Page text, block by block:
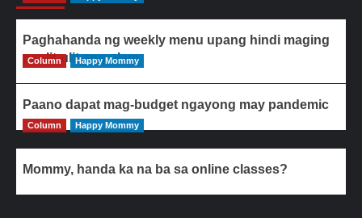
Paghahanda ng weekly menu upang hindi maging
paulit-ulit ang ulam
Column Happy Mommy
Paano dapat mag-budget ngayong may pandemic
Column Happy Mommy
Mommy, handa ka na ba sa online classes?